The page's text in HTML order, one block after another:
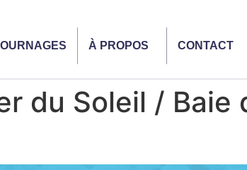
À PROPOS CONTACT
du Soleil / Baie